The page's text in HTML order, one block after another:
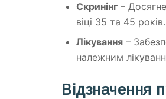
Скринінг –
віці 35 та 45 років.
Лікування –
належним
Відзначення